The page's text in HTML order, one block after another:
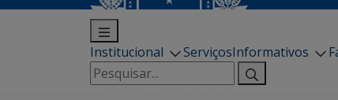
Institucional ServiçosInformativos
Pesquisar
por: